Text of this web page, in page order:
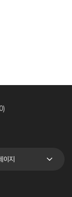
이지